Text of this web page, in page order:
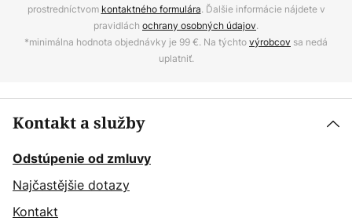
prostredníctvom kontaktného formulára. Ďalšie informácie nájdete v
pravidlách ochrany osobných údajov.
*minimálna hodnota objednávky je 99 €. Na týchtovýrobcov sa nedá
uplatniť.
Kontakt a služby
Odstúpenie od zmluvy
Najčastějšie dotazy
Kontakt